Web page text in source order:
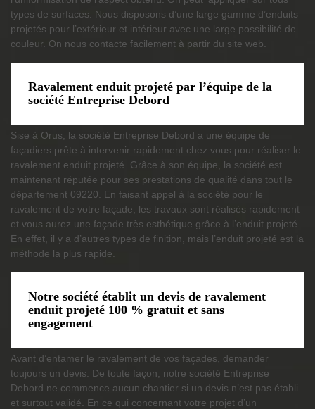
types de surfaces. Nous disposons d’une large gamme d’enduits
projetés pour l’extérieur et intérieur avec une large possibilité de
couleur. On nous contacte facilement à partir du site web.
Ravalement enduit projeté par l’équipe de la
société Entreprise Debord
Sise à Orus, la société Entreprise Debord a une équipe de
façadiers prête à intervenir rapidement chez vous pour réaliser le
ravalement enduit projeté. Grâce à son équipe, la société est
maintenant réputée pour ses prestations de qualité dans tout le
département 09220. En faisant appel à la société pour le
ravalement de votre façade, les travaux sont réalisés rapidement
et vous aurez une façade très esthétique grâce à l’enduit projeté.
En effet, il y a d’autres types de finition, mais l’enduit projeté est la
méthode la plus rapide.
Notre société établit un devis de ravalement
enduit projeté 100 % gratuit et sans
engagement
Avant d’entamer le ravalement de vos façades, demander
toujours un devis. De toute façon, notre société Entreprise
Debord ne commence aucun chantier si un devis n’est pas établi
et surtout validé. En ce qui concernant votre projet d’un